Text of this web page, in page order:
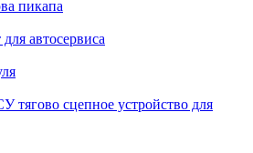
пикапа
автосервиса
тягово сцепное устройство для